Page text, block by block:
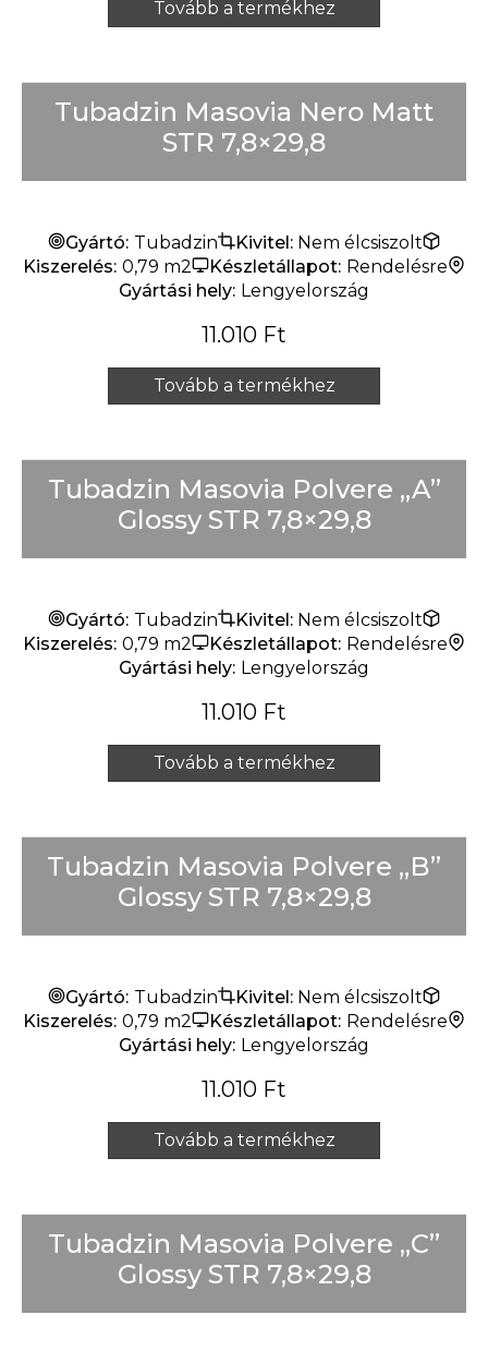
Tovább a termékhez
Tubadzin Masovia Nero Matt
STR 7,8×29,8
Gyártó: Tubadzin Kivitel: Nem élcsiszolt
Kiszerelés: 0,79 m2 Készletállapot: Rendelésre
Gyártási hely: Lengyelország
11.010 Ft
Tovább a termékhez
Tubadzin Masovia Polvere „A”
Glossy STR 7,8×29,8
Gyártó: Tubadzin Kivitel: Nem élcsiszolt
Kiszerelés: 0,79 m2 Készletállapot: Rendelésre
Gyártási hely: Lengyelország
11.010 Ft
Tovább a termékhez
Tubadzin Masovia Polvere „B”
Glossy STR 7,8×29,8
Gyártó: Tubadzin Kivitel: Nem élcsiszolt
Kiszerelés: 0,79 m2 Készletállapot: Rendelésre
Gyártási hely: Lengyelország
11.010 Ft
Tovább a termékhez
Tubadzin Masovia Polvere „C”
Glossy STR 7,8×29,8